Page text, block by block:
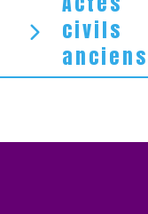
civils
anciens